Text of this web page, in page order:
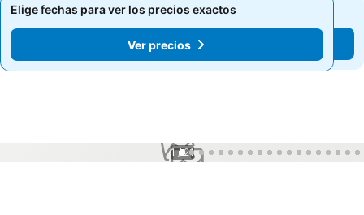
Elige fechas para ver los precios exactos
Ver precios
Elige fechas para ver los precios exactos
Ver precios
1 / 21